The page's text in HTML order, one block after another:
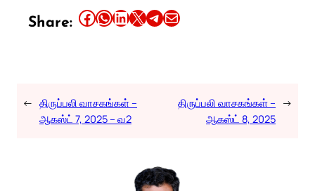
Share: Share this article on Facebook Share this article on WhatsApp Share this article on LinkedIn Share this article on X Share this article on TelegramEmail this Article
← திருப்பலி வாசகங்கள் –
ஆகஸ்ட் 7, 2025 – வ2
திருப்பலி வாசகங்கள் –
ஆகஸ்ட் 8, 2025
→